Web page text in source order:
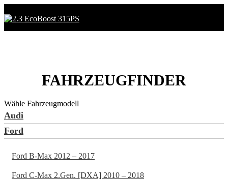
FAHRZEUGFINDER
Wähle Fahrzeugmodell
Audi
Ford
Ford B-Max 2012 – 2017
Ford C-Max 2.Gen. [DXA] 2010 – 2018